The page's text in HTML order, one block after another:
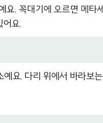
요. 꼭대기에 오르면 메타
어요.
요. 다리 위에서 바라보